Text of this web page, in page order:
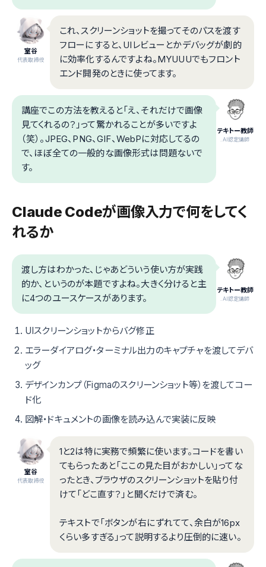
室谷
代表取締役
これ、スクリーンショットを撮ってそのパスを渡す
フローにすると、UIレビューとかデバッグが劇的
に効率化するんですよね。MYUUUでもフロント
エンド開発のときに使ってます。
テキトー教師
.AI認定講師
講座でこの方法を教えると「え、それだけで画像
見てくれるの？」って驚かれることが多いですよ
（笑）。JPEG、PNG、GIF、WebPに対応してるの
で、ほぼ全ての一般的な画像形式は問題ないで
す。
Claude Codeが画像入力で何をしてく
れるか
テキトー教師
.AI認定講師
渡し方はわかった、じゃあどういう使い方が実践
的か、というのが本題ですよね。大きく分けると主
に4つのユースケースがあります。
UIスクリーンショットからバグ修正
エラーダイアログ・ターミナル出力のキャプチャを渡してデバ
ッグ
デザインカンプ（Figmaのスクリーンショット等）を渡してコー
ド化
図解・ドキュメントの画像を読み込んで実装に反映
室谷
代表取締役
1と2は特に実務で頻繁に使います。コードを書い
てもらったあと「ここの見た目がおかしい」ってな
ったとき、ブラウザのスクリーンショットを貼り付
けて「どこ直す？」と聞くだけで済む。
テキストで「ボタンが右にずれてて、余白が16px
くらい多すぎる」って説明するより圧倒的に速い。